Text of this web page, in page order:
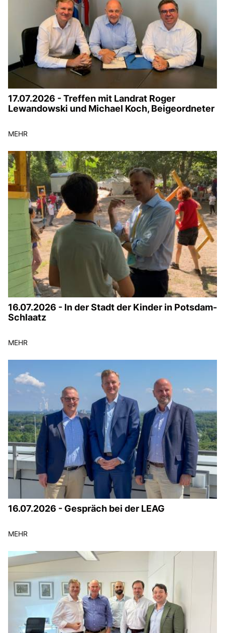
17.07.2026 - Treffen mit Landrat Roger
Lewandowski und Michael Koch, Beigeordneter
MEHR
16.07.2026 - In der Stadt der Kinder in Potsdam-
Schlaatz
MEHR
16.07.2026 - Gespräch bei der LEAG
MEHR